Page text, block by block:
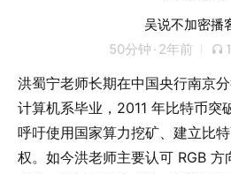
吴说不加密播
50分钟 · 2年前
洪蜀宁老师长期在中国央行南京
计算机系毕业，2011 年比特币突
呼吁使用国家算力挖矿、建立比
权。如今洪老师主要认可 RGB